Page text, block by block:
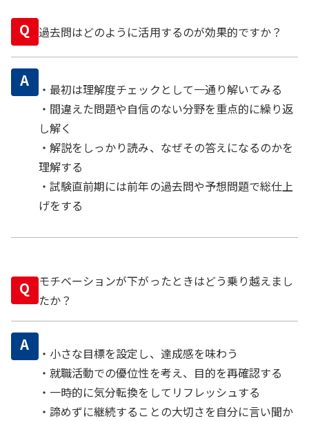
Q 過去問はどのように活用するのが効果的ですか？
A
・最初は理解度チェックとして一通り解いてみる
・間違えた問題や自信のない分野を重点的に繰り返
し解く
・解説をしっかり読み、なぜその答えになるのかを
理解する
・試験直前期には前年の過去問や予想問題で総仕上
げをする
Q
モチベーションが下がったときはどう乗り越えまし
たか？
A
・小さな目標を設定し、達成感を味わう
・就職活動での優位性を考え、目的を再確認する
・一時的に気分転換をしてリフレッシュする
・諦めずに継続することの大切さを自分に言い聞か